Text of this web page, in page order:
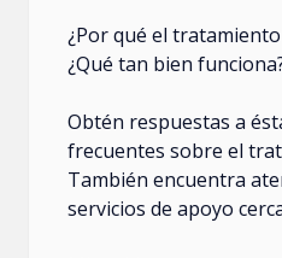
¿Por qué el
¿Qué tan bien
Obtén respuestas a
frecuentes sobre el
También encuentra
servicios de apoyo